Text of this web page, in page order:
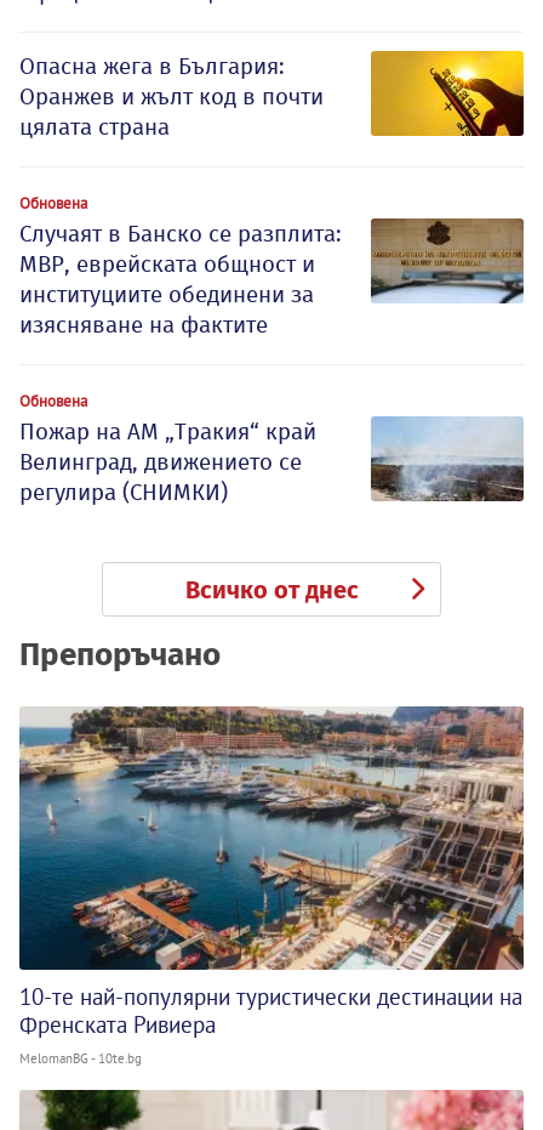
Опасна жега в България:
Оранжев и жълт код в почти
цялата страна
Обновена
Случаят в Банско се разплита:
МВР, еврейската общност и
институциите обединени за
изясняване на фактите
Обновена
Пожар на АМ „Тракия“ край
Велинград, движението се
регулира (СНИМКИ)
Всичко от днес
Препоръчано
10-те най-популярни туристически дестинации на
Френската Ривиера
MelomanBG - 10te.bg